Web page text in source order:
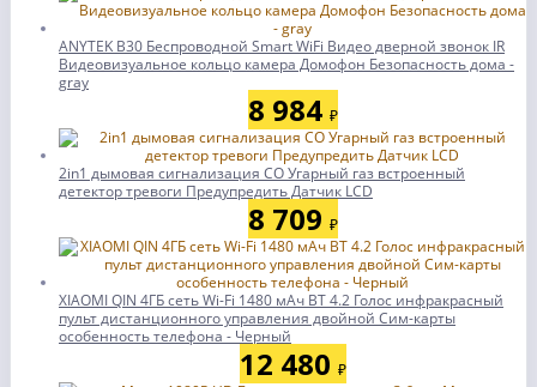
ANYTEK B30 Беспроводной Smart WiFi Видео дверной звонок IR
Видеовизуальное кольцо камера Домофон Безопасность дома -
gray
8 984 ₽
2in1 дымовая сигнализация CO Угарный газ встроенный
детектор тревоги Предупредить Датчик LCD
8 709 ₽
XIAOMI QIN 4ГБ сеть Wi-Fi 1480 мАч BT 4.2 Голос инфракрасный
пульт дистанционного управления двойной Сим-карты
особенность телефона - Черный
12 480 ₽